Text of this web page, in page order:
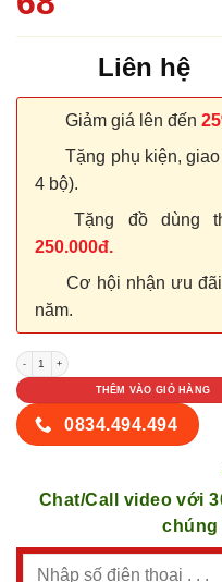
Liên hệ
Giảm giá lên đến
Tặng phụ kiện,
4 bộ).
Tặng đồ dùng
250.000đ.
Cơ hội nhận ưu
năm.
NỘI THẤT KỆ BẾP TỦ BẾP 68 số lượng
THÊM VÀO GIỎ HÀNG
0834.494.494
Chat/Call video với
chúng